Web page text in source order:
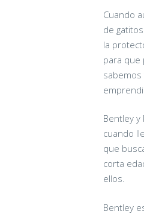
Cuando
de
la
para que
Bentley
cuando
que
corta
ellos.
Bentley